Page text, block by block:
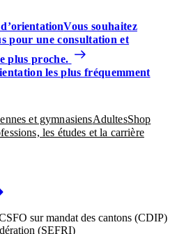
d’orientationVous souhaitez
pour une consultation et
plus proche.
les plus fréquemment
et gymnasiensAdultesShop
les études et la carrière
sur mandat des cantons (CDIP)
(SEFRI)